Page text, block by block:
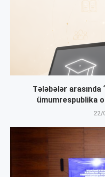
Tələbələr arasında
ümumrespublika
22/